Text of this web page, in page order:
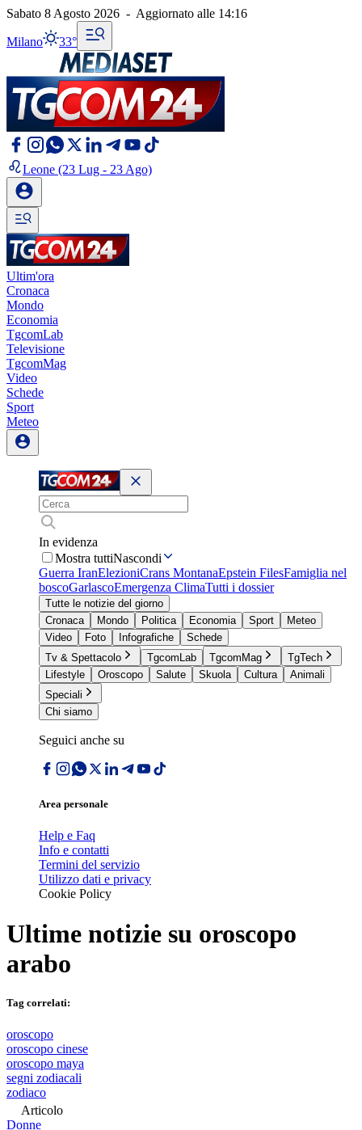
Sabato 8 Agosto 2026 - Aggiornato alle 14:16
Milano 33°
Leone (23 Lug - 23 Ago)
Ultim'ora
Cronaca
Mondo
Economia
TgcomLab
Televisione
TgcomMag
Video
Schede
Sport
Meteo
In evidenza
Mostra tuttiNascondi
Guerra IranElezioniCrans MontanaEpstein FilesFamiglia nel
boscoGarlascoEmergenza ClimaTutti i dossier
Tutte le notizie del giorno
Cronaca
Mondo Politica Economia Sport
Meteo
Video
Foto Infografiche
Schede
Tv & Spettacolo
TgcomLab TgcomMag
TgTech
Lifestyle
Oroscopo Salute Skuola Cultura
Animali
Speciali
Chi siamo
Seguici anche su
Area personale
Help e Faq
Info e contatti
Termini del servizio
Utilizzo dati e privacy
Cookie Policy
Ultime notizie su oroscopo
arabo
Tag correlati:
oroscopo
oroscopo cinese
oroscopo maya
segni zodiacali
zodiaco
Articolo
Donne